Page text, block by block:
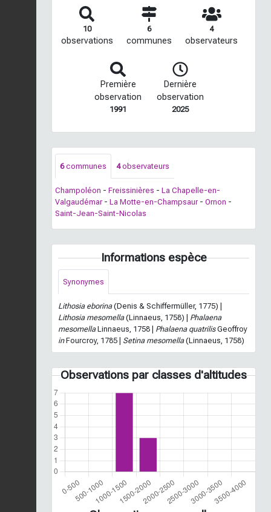
10
observations
6
communes
4
observateurs
Première
observation
1991
Dernière
observation
2025
6communes 4observateurs
Champoléon - Freissinières - La Chapelle-en-
Valgaudémar - La Motte-en-Champsaur - Ornon -
Saint-Jean-Saint-Nicolas
Informations espèce
Synonymes
Lithosia eborina(Denis & Schiffermüller, 1775) |
Lithosia mesomella(Linnaeus, 1758) | Phalaena
mesomellaLinnaeus, 1758 | Phalaena quatrilisGeoffroy
inFourcroy, 1785 | Setina mesomella(Linnaeus, 1758)
Observations par classes d'altitudes